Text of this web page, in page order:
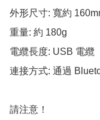
外形尺寸: 寬約
重量: 約 180g
電纜長度: USB 電
連接方式: 通過
請注意！